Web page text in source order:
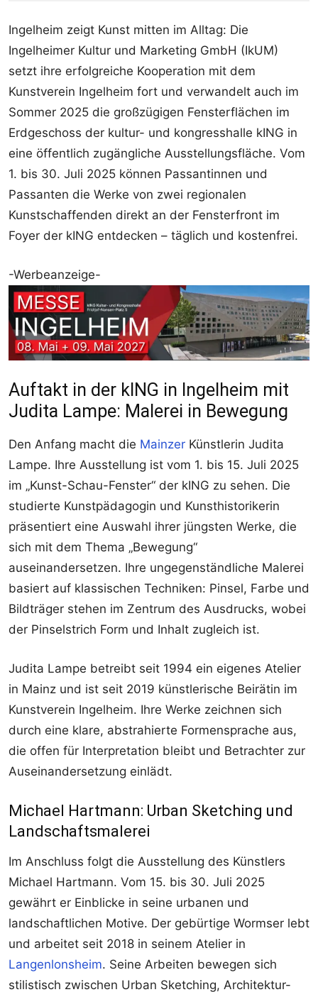
Ingelheim zeigt Kunst mitten im Alltag: Die
Ingelheimer Kultur und Marketing GmbH (IkUM)
setzt ihre erfolgreiche Kooperation mit dem
Kunstverein Ingelheim fort und verwandelt auch im
Sommer 2025 die großzügigen Fensterflächen im
Erdgeschoss der kultur- und kongresshalle kING in
eine öffentlich zugängliche Ausstellungsfläche. Vom
1. bis 30. Juli 2025 können Passantinnen und
Passanten die Werke von zwei regionalen
Kunstschaffenden direkt an der Fensterfront im
Foyer der kING entdecken – täglich und kostenfrei.
-Werbeanzeige-
Auftakt in der kING in Ingelheim mit
Judita Lampe: Malerei in Bewegung
Den Anfang macht die Mainzer Künstlerin Judita
Lampe. Ihre Ausstellung ist vom 1. bis 15. Juli 2025
im „Kunst-Schau-Fenster“ der kING zu sehen. Die
studierte Kunstpädagogin und Kunsthistorikerin
präsentiert eine Auswahl ihrer jüngsten Werke, die
sich mit dem Thema „Bewegung“
auseinandersetzen. Ihre ungegenständliche Malerei
basiert auf klassischen Techniken: Pinsel, Farbe und
Bildträger stehen im Zentrum des Ausdrucks, wobei
der Pinselstrich Form und Inhalt zugleich ist.
Judita Lampe betreibt seit 1994 ein eigenes Atelier
in Mainz und ist seit 2019 künstlerische Beirätin im
Kunstverein Ingelheim. Ihre Werke zeichnen sich
durch eine klare, abstrahierte Formensprache aus,
die offen für Interpretation bleibt und Betrachter zur
Auseinandersetzung einlädt.
Michael Hartmann: Urban Sketching und
Landschaftsmalerei
Im Anschluss folgt die Ausstellung des Künstlers
Michael Hartmann. Vom 15. bis 30. Juli 2025
gewährt er Einblicke in seine urbanen und
landschaftlichen Motive. Der gebürtige Wormser lebt
und arbeitet seit 2018 in seinem Atelier in
Langenlonsheim. Seine Arbeiten bewegen sich
stilistisch zwischen Urban Sketching, Architektur-